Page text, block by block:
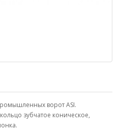
ворот ASI.
зубчатое коническое,